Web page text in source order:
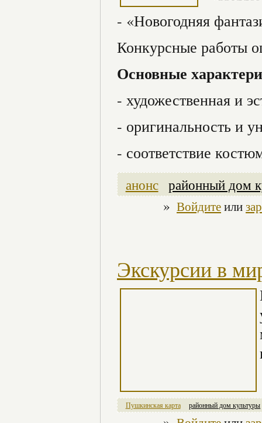
- «Новогодняя
Конкурсные работы
Основные
- художественная и
- оригинальность и
- соответствие
анонс районный дом
» Войдитеили
Экскурсии в
Пушкинская карта районный дом культуры